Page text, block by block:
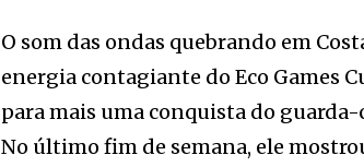
O som das ondas quebrando em
energia contagiante do Eco Games
para mais uma conquista do
No último fim de semana, ele